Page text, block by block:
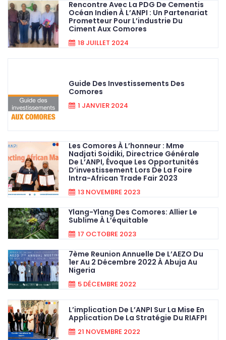
Rencontre Avec La PDG De Cementis
Océan Indien À L’ANPI : Un Partenariat
Prometteur Pour L’industrie Du
Ciment Aux Comores
18 JUILLET 2024
Guide Des Investissements Des
Comores
1 JANVIER 2024
Les Comores À L’honneur : Mme
Nadjati Soidiki, Directrice Générale
De L’ANPI, Évoque Les Opportunités
D’investissement Lors De La Foire
Intra-African Trade Fair 2023
13 NOVEMBRE 2023
Ylang-Ylang Des Comores: Allier Le
Sublime À L’équitable
17 OCTOBRE 2023
7ème Reunion Annuelle De L’AEZO Du
1er Au 2 Décembre 2022 À Abuja Au
Nigeria
5 DÉCEMBRE 2022
L’implication De L’ANPI Sur La Mise En
Application De La Stratégie Du RIAFPI
21 NOVEMBRE 2022